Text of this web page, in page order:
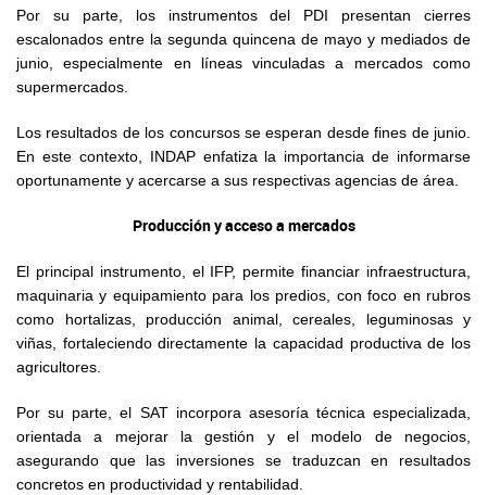
Por su parte, los instrumentos del PDI presentan cierres
escalonados entre la segunda quincena de mayo y mediados de
junio, especialmente en líneas vinculadas a mercados como
supermercados.
Los resultados de los concursos se esperan desde fines de junio.
En este contexto, INDAP enfatiza la importancia de informarse
oportunamente y acercarse a sus respectivas agencias de área.
Producción y acceso a mercados
El principal instrumento, el IFP, permite financiar infraestructura,
maquinaria y equipamiento para los predios, con foco en rubros
como hortalizas, producción animal, cereales, leguminosas y
viñas, fortaleciendo directamente la capacidad productiva de los
agricultores.
Por su parte, el SAT incorpora asesoría técnica especializada,
orientada a mejorar la gestión y el modelo de negocios,
asegurando que las inversiones se traduzcan en resultados
concretos en productividad y rentabilidad.